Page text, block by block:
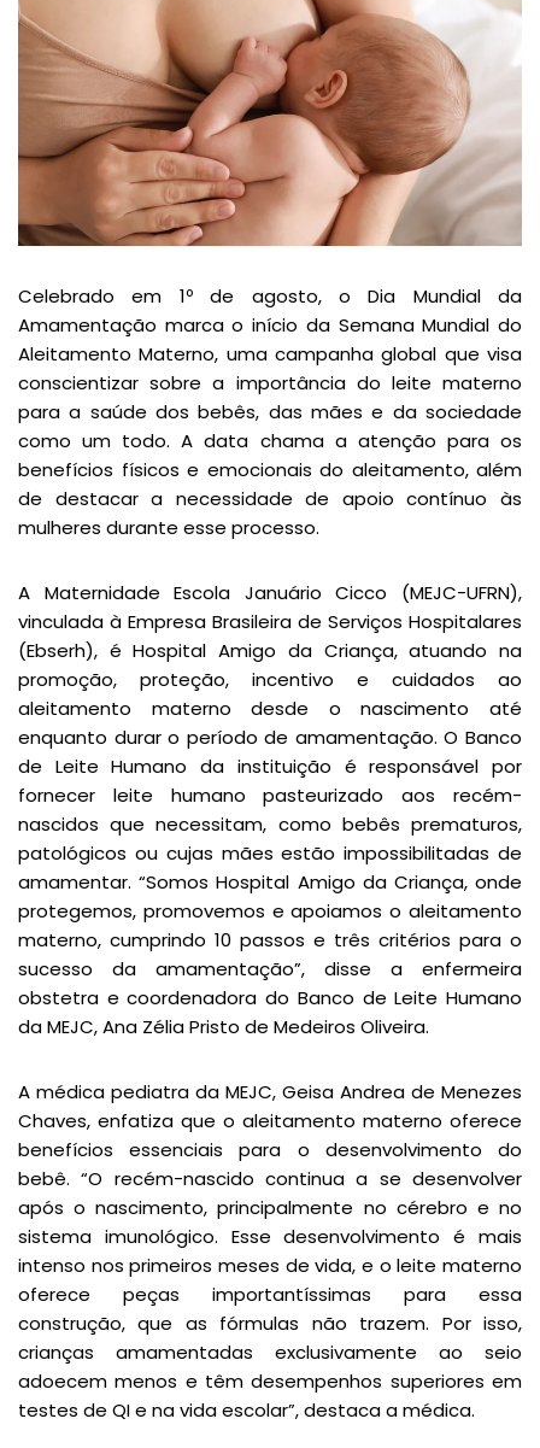
Celebrado em 1º de agosto, o Dia Mundial da
Amamentação marca o início da Semana Mundial do
Aleitamento Materno, uma campanha global que visa
conscientizar sobre a importância do leite materno
para a saúde dos bebês, das mães e da sociedade
como um todo. A data chama a atenção para os
benefícios físicos e emocionais do aleitamento, além
de destacar a necessidade de apoio contínuo às
mulheres durante esse processo.
A Maternidade Escola Januário Cicco (MEJC-UFRN),
vinculada à Empresa Brasileira de Serviços Hospitalares
(Ebserh), é Hospital Amigo da Criança, atuando na
promoção, proteção, incentivo e cuidados ao
aleitamento materno desde o nascimento até
enquanto durar o período de amamentação. O Banco
de Leite Humano da instituição é responsável por
fornecer leite humano pasteurizado aos recém-
nascidos que necessitam, como bebês prematuros,
patológicos ou cujas mães estão impossibilitadas de
amamentar. “Somos Hospital Amigo da Criança, onde
protegemos, promovemos e apoiamos o aleitamento
materno, cumprindo 10 passos e três critérios para o
sucesso da amamentação”, disse a enfermeira
obstetra e coordenadora do Banco de Leite Humano
da MEJC, Ana Zélia Pristo de Medeiros Oliveira.
A médica pediatra da MEJC, Geisa Andrea de Menezes
Chaves, enfatiza que o aleitamento materno oferece
benefícios essenciais para o desenvolvimento do
bebê. “O recém-nascido continua a se desenvolver
após o nascimento, principalmente no cérebro e no
sistema imunológico. Esse desenvolvimento é mais
intenso nos primeiros meses de vida, e o leite materno
oferece peças importantíssimas para essa
construção, que as fórmulas não trazem. Por isso,
crianças amamentadas exclusivamente ao seio
adoecem menos e têm desempenhos superiores em
testes de QI e na vida escolar”, destaca a médica.